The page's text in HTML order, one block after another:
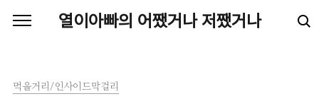
열이아빠의 어쨌거나 저쨌거나
먹을거리/인사이드막걸리